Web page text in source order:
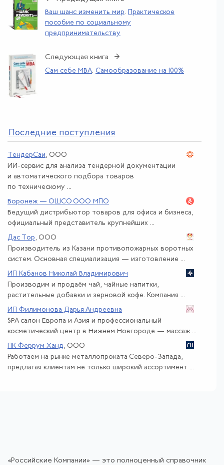
Ваш шанс изменить мир. Практическое
пособие по социальному
предпринимательству
Следующая книга →
Сам себе MBA. Самообразование на 100%
Последние поступления
ТендерСаи , ООО
ИИ-сервис для анализа тендерной документации
и автоматического подбора товаров
по техническому ...
Воронеж — ОШСО ООО МПО
Ведущий дистрибьютор товаров для офиса и бизнеса,
официальный представитель крупнейших ...
Дас Тор , ООО
Производитель из Казани противопожарных воротных
систем. Основная специализация — изготовление ...
ИП Кабанов Николай Владимирович
Производим и продаём чай, чайные напитки,
растительные добавки и зерновой кофе. Компания ...
ИП Филимонова Дарья Андреевна
SPA салон Европа и Азия и профессиональный
косметический центр в Нижнем Новгороде — массаж ...
ПК Феррум Ханд , ООО
Работаем на рынке металлопроката Северо-Запада,
предлагая клиентам не только широкий ассортимент ...
«Российские Компании» — это полноценный справочник